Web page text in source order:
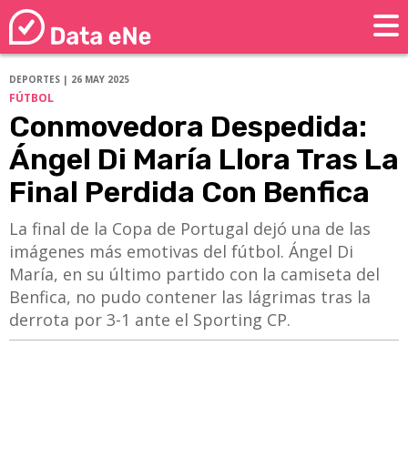
DEPORTES | 26 MAY 2025
FÚTBOL
Conmovedora Despedida:
Ángel Di María Llora Tras La
Final Perdida Con Benfica
La final de la Copa de Portugal dejó una de las
imágenes más emotivas del fútbol. Ángel Di
María, en su último partido con la camiseta del
Benfica, no pudo contener las lágrimas tras la
derrota por 3-1 ante el Sporting CP.